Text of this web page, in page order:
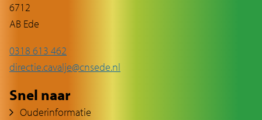
6712
AB Ede
0318 613 462
directie.cavalje@cnsede.nl
Snel naar
Ouderinformatie